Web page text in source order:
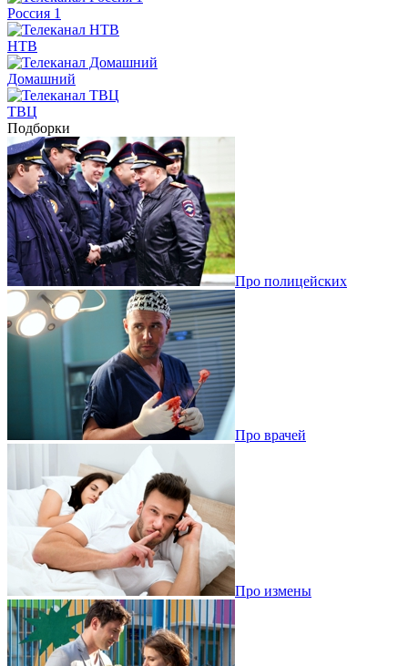
Россия 1
НТВ
Домашний
ТВЦ
Подборки
Про полицейских
Про врачей
Про измены